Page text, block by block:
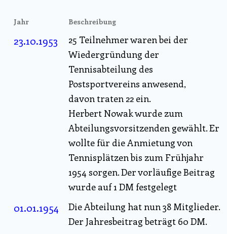
Jahr Beschreibung
23.10.1953
25 Teilnehmer waren bei der
Wiedergründung der
Tennisabteilung des
Postsportvereins anwesend,
davon traten 22 ein.
Herbert Nowak wurde zum
Abteilungsvorsitzenden gewählt. Er
wollte für die Anmietung von
Tennisplätzen bis zum Frühjahr
1954 sorgen. Der vorläufige Beitrag
wurde auf 1 DM festgelegt
01.01.1954
Die Abteilung hat nun 38 Mitglieder.
Der Jahresbeitrag beträgt 60 DM.